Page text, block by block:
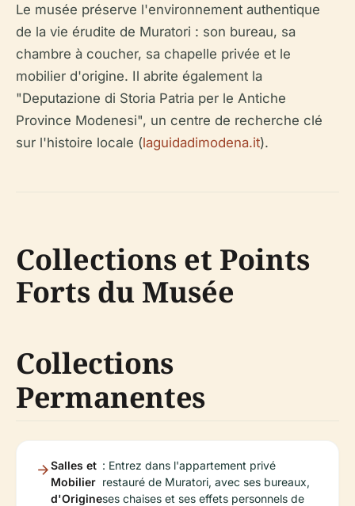
Le musée préserve l'environnement authentique
de la vie érudite de Muratori : son bureau, sa
chambre à coucher, sa chapelle privée et le
mobilier d'origine. Il abrite également la
"Deputazione di Storia Patria per le Antiche
Province Modenesi", un centre de recherche clé
sur l'histoire locale (laguidadimodena.it).
Collections et Points
Forts du Musée
Collections
Permanentes
Salles et
Mobilier
d'Origine
: Entrez dans l'appartement privé
restauré de Muratori, avec ses bureaux,
ses chaises et ses effets personnels de